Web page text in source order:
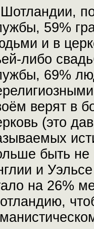
59%
и в
либо
69%
верят в
(это
быть не
и
на 26%